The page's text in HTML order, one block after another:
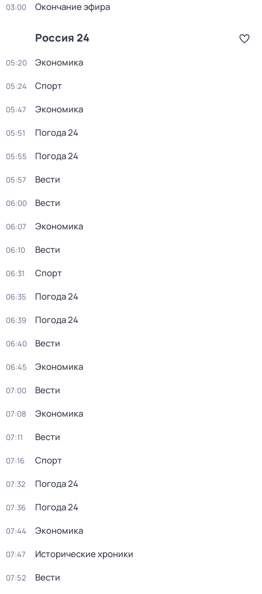
03:00 Окончание эфира
Россия 24
05:20 Экономика
05:24 Спорт
05:47 Экономика
05:51 Погода 24
05:55 Погода 24
05:57 Вести
06:00 Вести
06:07 Экономика
06:10 Вести
06:31 Спорт
06:35 Погода 24
06:39 Погода 24
06:40 Вести
06:45 Экономика
07:00 Вести
07:08 Экономика
07:11 Вести
07:16 Спорт
07:32 Погода 24
07:36 Погода 24
07:44 Экономика
07:47 Исторические хроники
07:52 Вести